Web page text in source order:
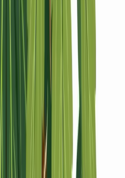
Hybrid Strains